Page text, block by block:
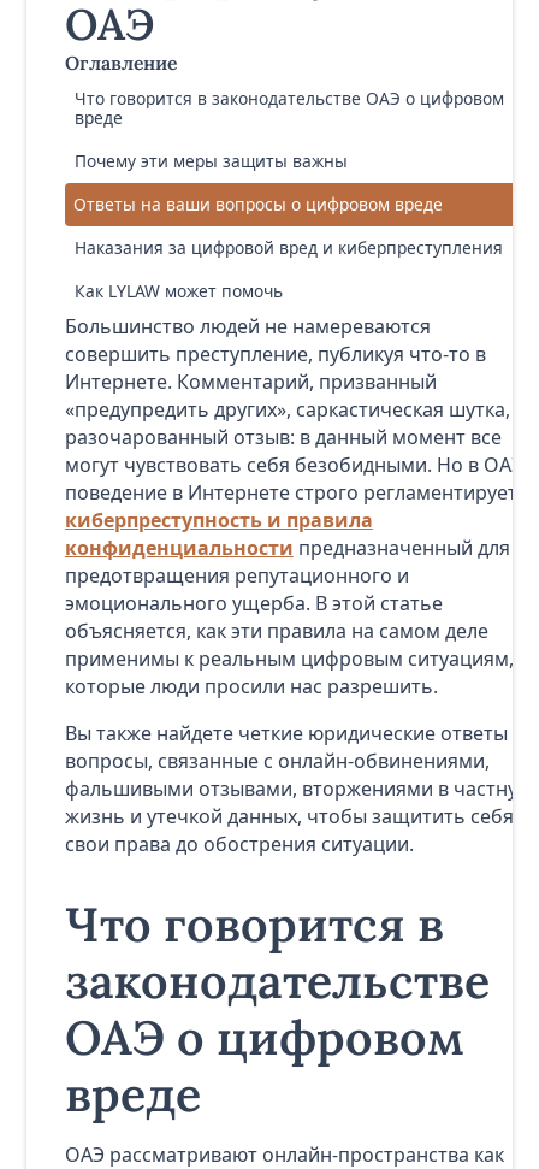
ОАЭ
Оглавление
Что говорится в законодательстве ОАЭ о цифровом
вреде
Почему эти меры защиты важны
Ответы на ваши вопросы о цифровом вреде
Наказания за цифровой вред и киберпреступления
Как LYLAW может помочь
Большинство людей не намереваются
совершить преступление, публикуя что-то в
Интернете. Комментарий, призванный
«предупредить других», саркастическая шутка,
разочарованный отзыв: в данный момент все
могут чувствовать себя безобидными. Но в ОАЭ
поведение в Интернете строго регламентируется
киберпреступность и правила
конфиденциальности предназначенный для
предотвращения репутационного и
эмоционального ущерба. В этой статье
объясняется, как эти правила на самом деле
применимы к реальным цифровым ситуациям,
которые люди просили нас разрешить.
Вы также найдете четкие юридические ответы на
вопросы, связанные с онлайн-обвинениями,
фальшивыми отзывами, вторжениями в частную
жизнь и утечкой данных, чтобы защитить себя и
свои права до обострения ситуации.
Что говорится в
законодательстве
ОАЭ о цифровом
вреде
ОАЭ рассматривают онлайн-пространства как